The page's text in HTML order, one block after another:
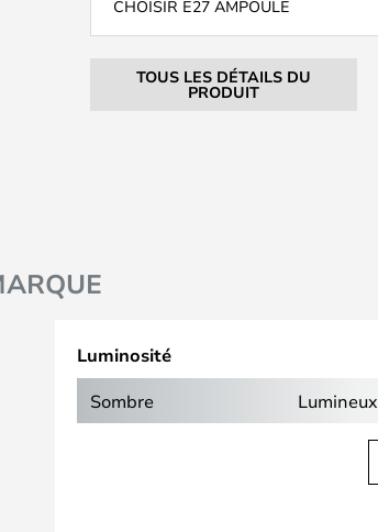
CHOISIR E27 AMPOULE
TOUS LES DÉTAILS DU
PRODUIT
Luminosité
Sombre Lumineux